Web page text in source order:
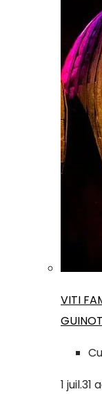
VITI
GUINOT
1 juil.31